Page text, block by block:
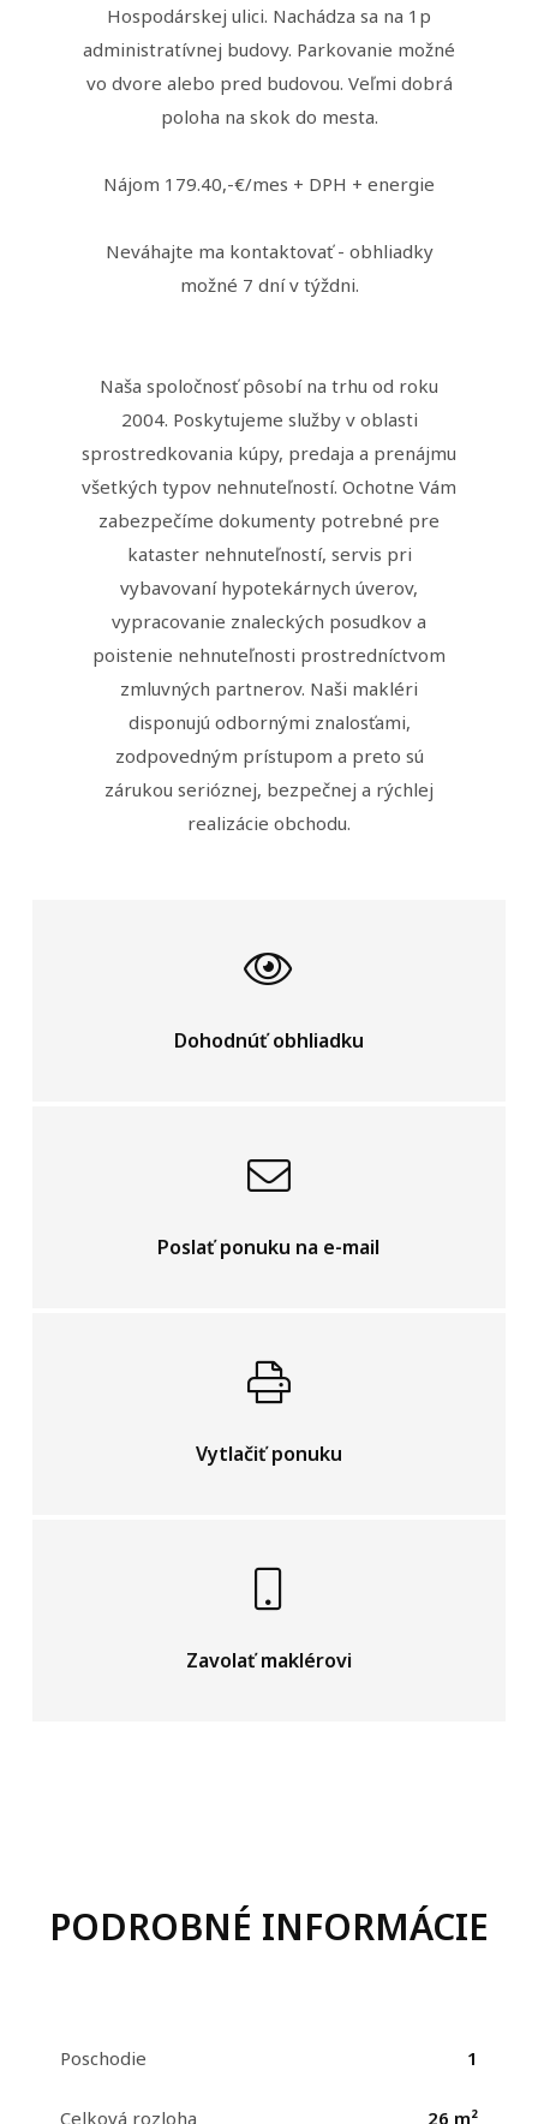
Hospodárskej ulici. Nachádza sa na 1p
administratívnej budovy. Parkovanie možné
vo dvore alebo pred budovou. Veľmi dobrá
poloha na skok do mesta.
Nájom 179.40,-€/mes + DPH + energie
Neváhajte ma kontaktovať - obhliadky
možné 7 dní v týždni.
Naša spoločnosť pôsobí na trhu od roku
2004. Poskytujeme služby v oblasti
sprostredkovania kúpy, predaja a prenájmu
všetkých typov nehnuteľností. Ochotne Vám
zabezpečíme dokumenty potrebné pre
kataster nehnuteľností, servis pri
vybavovaní hypotekárnych úverov,
vypracovanie znaleckých posudkov a
poistenie nehnuteľnosti prostredníctvom
zmluvných partnerov. Naši makléri
disponujú odbornými znalosťami,
zodpovedným prístupom a preto sú
zárukou serióznej, bezpečnej a rýchlej
realizácie obchodu.
Dohodnúť obhliadku
Poslať ponuku na e-mail
Vytlačiť ponuku
Zavolať maklérovi
PODROBNÉ INFORMÁCIE
Poschodie 1
Celková rozloha 26 m²